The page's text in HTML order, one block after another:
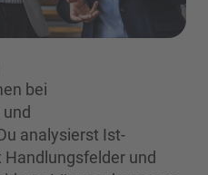
bei
analysierst Ist-
und